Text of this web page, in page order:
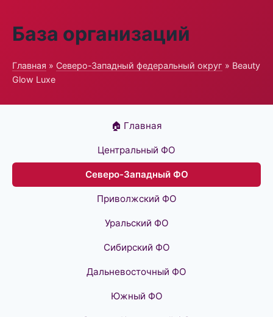
База организаций
Главная » Северо-Западный федеральный округ » Beauty
Glow Luxe
🏠 Главная
Центральный ФО
Северо-Западный ФО
Приволжский ФО
Уральский ФО
Сибирский ФО
Дальневосточный ФО
Южный ФО